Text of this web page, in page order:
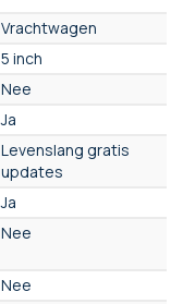
Vrachtwagen
5 inch
Nee
Ja
Levenslang gratis
updates
Ja
Nee
Nee